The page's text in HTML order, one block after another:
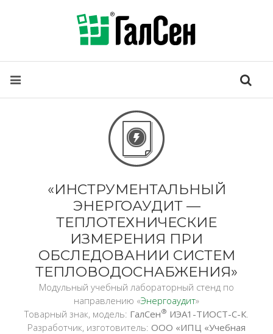
«ИНСТРУМЕНТАЛЬНЫЙ
ЭНЕРГОАУДИТ —
ТЕПЛОТЕХНИЧЕСКИЕ
ИЗМЕРЕНИЯ ПРИ
ОБСЛЕДОВАНИИ СИСТЕМ
ТЕПЛОВОДОСНАБЖЕНИЯ»
Модульный учебный лабораторный стенд по
направлению «Энергоаудит»
Товарный знак, модель: ГалСен® ИЭА1-ТИОСТ-С-К.
Разработчик, изготовитель: ООО «ИПЦ «Учебная